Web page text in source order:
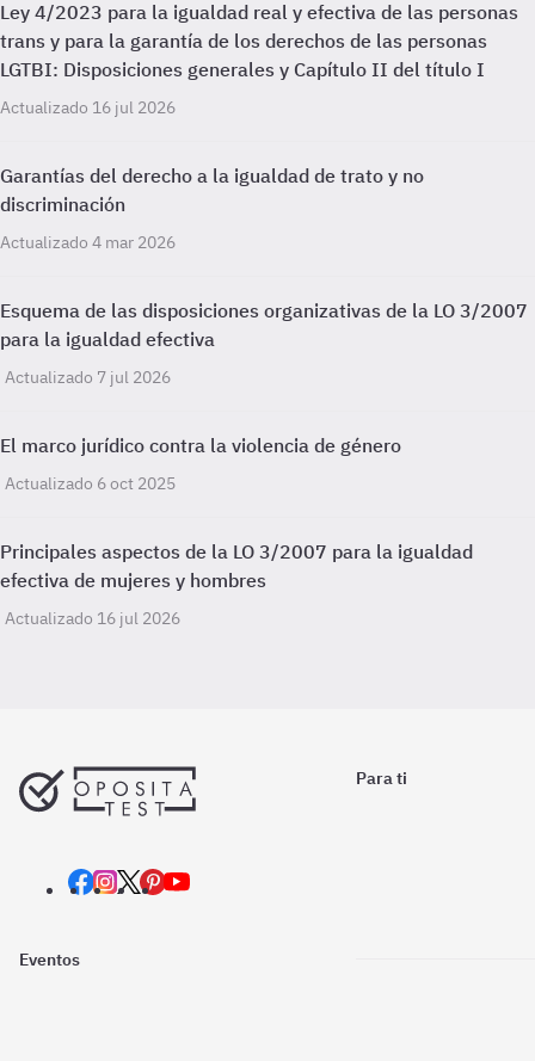
Ley 4/2023 para la igualdad real y efectiva de las personas
trans y para la garantía de los derechos de las personas
LGTBI: Disposiciones generales y Capítulo II del título I
Actualizado 16 jul 2026
Garantías del derecho a la igualdad de trato y no
discriminación
Actualizado 4 mar 2026
Esquema de las disposiciones organizativas de la LO 3/2007
para la igualdad efectiva
Actualizado 7 jul 2026
El marco jurídico contra la violencia de género
Actualizado 6 oct 2025
Principales aspectos de la LO 3/2007 para la igualdad
efectiva de mujeres y hombres
Actualizado 16 jul 2026
Para ti
Eventos